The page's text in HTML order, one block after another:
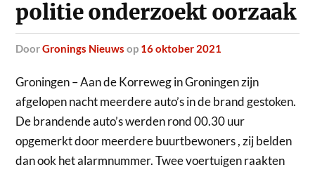
politie onderzoekt oorzaak
doorGronings Nieuws op 16 oktober 2021
Groningen – Aan de Korreweg in Groningen zijn
afgelopen nacht meerdere auto’s in de brand gestoken.
De brandende auto’s werden rond 00.30 uur
opgemerkt door meerdere buurtbewoners , zij belden
dan ook het alarmnummer. Twee voertuigen raakten